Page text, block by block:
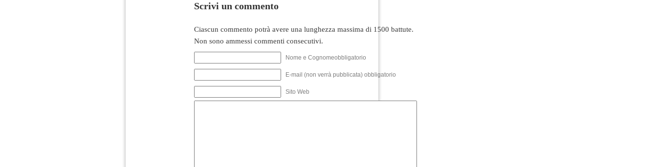
Scrivi un commento
Ciascun commento potrà avere una lunghezza massima di 1500 battute.
Non sono ammessi commenti consecutivi.
Nome e Cognomeobbligatorio
E-mail (non verrà pubblicata) obbligatorio
Sito Web